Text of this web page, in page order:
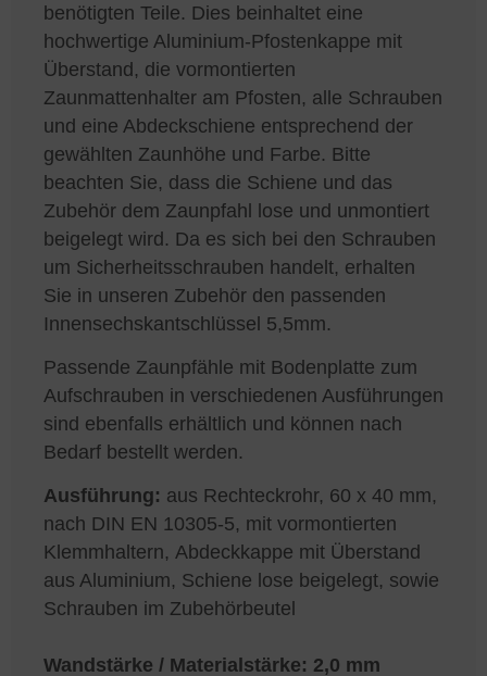
benötigten Teile. Dies beinhaltet eine
hochwertige Aluminium-Pfostenkappe mit
Überstand, die vormontierten
Zaunmattenhalter am Pfosten, alle Schrauben
und eine Abdeckschiene entsprechend der
gewählten Zaunhöhe und Farbe. Bitte
beachten Sie, dass die Schiene und das
Zubehör dem Zaunpfahl lose und unmontiert
beigelegt wird. Da es sich bei den Schrauben
um Sicherheitsschrauben handelt, erhalten
Sie in unseren Zubehör den passenden
Innensechskantschlüssel 5,5mm.
Passende Zaunpfähle mit Bodenplatte zum
Aufschrauben in verschiedenen Ausführungen
sind ebenfalls erhältlich und können nach
Bedarf bestellt werden.
Ausführung: aus Rechteckrohr, 60 x 40 mm,
nach DIN EN 10305-5, mit vormontierten
Klemmhaltern, Abdeckkappe mit Überstand
aus Aluminium, Schiene lose beigelegt, sowie
Schrauben im Zubehörbeutel
Wandstärke / Materialstärke: 2,0 mm